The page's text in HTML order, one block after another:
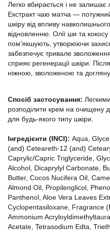
Легко вбирається і не залишає
Екстракт чаю матча —
шкіру від впливу
відновленню. Олії ши та кокосу
пом’якшують, утворюючи
забезпечує тривале
сприяє регенерації шкіри.
ніжною, зволоженою та
Спосіб застосування:
розподілити крем на очищену
для будь-якого типу шкіри.
Інгредієнти (INCI): Aqua,
(and) Ceteareth-12 (and)
Caprylic/Capric Triglyceride,
Alcohol, Dicaprylyl Carbonate,
Butter, Cocos Nucifera Oil,
Almond Oil, Propilenglicol,
Panthenol, Aloe Vera Leaves
Cyclopentasiloxane, Fragrance
Ammonium
Acetate, Tetrasodium Edta,